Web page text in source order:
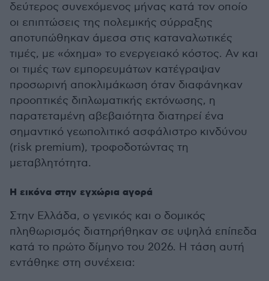
δεύτερος συνεχόμενος μήνας κατά τον οποίο
οι επιπτώσεις της πολεμικής σύρραξης
αποτυπώθηκαν άμεσα στις καταναλωτικές
τιμές, με «όχημα» το ενεργειακό κόστος. Αν και
οι τιμές των εμπορευμάτων κατέγραψαν
προσωρινή αποκλιμάκωση όταν διαφάνηκαν
προοπτικές διπλωματικής εκτόνωσης, η
παρατεταμένη αβεβαιότητα διατηρεί ένα
σημαντικό γεωπολιτικό ασφάλιστρο κινδύνου
(risk premium), τροφοδοτώντας τη
μεταβλητότητα.
Η εικόνα στην εγχώρια αγορά
Στην Ελλάδα, ο γενικός και ο δομικός
πληθωρισμός διατηρήθηκαν σε υψηλά επίπεδα
κατά το πρώτο δίμηνο του 2026. Η τάση αυτή
εντάθηκε στη συνέχεια: